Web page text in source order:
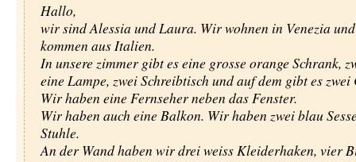
Hallo,
wir sind Alessia und Laura. Wir wohnen in Venezia
kommen aus Italien.
In unsere zimmer gibt es eine grosse orange Schrank,
eine Lampe, zwei Schreibtisch und auf dem gibt es
Wir haben eine Fernseher neben das Fenster.
Wir haben auch eine Balkon. Wir haben zwei blau
Stuhle.
An der Wand haben wir drei weiss Kleiderhaken, vier